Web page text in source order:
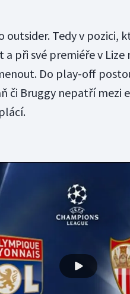
outsider. Tedy v pozici,
při své premiéře v Lize
Do play-off
či Bruggy nepatří mezi